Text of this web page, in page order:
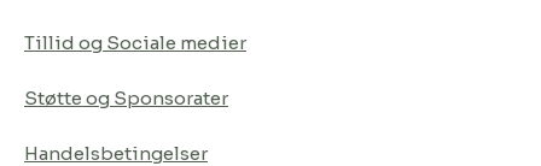
Tillid og Sociale medier
Støtte og Sponsorater
Handelsbetingelser